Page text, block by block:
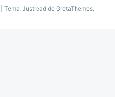
Tema: Justread de GretaThemes.